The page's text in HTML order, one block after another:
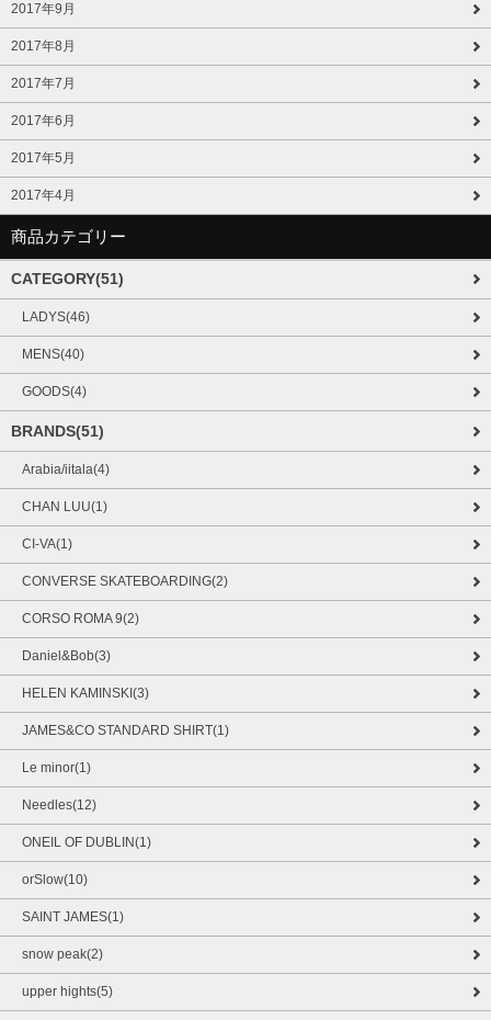
2017年9月
2017年8月
2017年7月
2017年6月
2017年5月
2017年4月
商品カテゴリー
CATEGORY(51)
LADYS(46)
MENS(40)
GOODS(4)
BRANDS(51)
Arabia/iitala(4)
CHAN LUU(1)
CI-VA(1)
CONVERSE SKATEBOARDING(2)
CORSO ROMA 9(2)
Daniel&Bob(3)
HELEN KAMINSKI(3)
JAMES&CO STANDARD SHIRT(1)
Le minor(1)
Needles(12)
ONEIL OF DUBLIN(1)
orSlow(10)
SAINT JAMES(1)
snow peak(2)
upper hights(5)